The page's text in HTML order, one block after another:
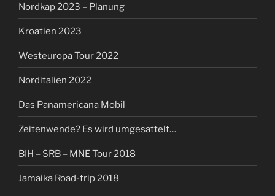
Nordkap 2023 – Planung
Kroatien 2023
Westeuropa Tour 2022
Norditalien 2022
Das Panamericana Mobil
Zeitenwende? Es wird umgesattelt…
BIH – SRB – MNE Tour 2018
Jamaika Road-trip 2018